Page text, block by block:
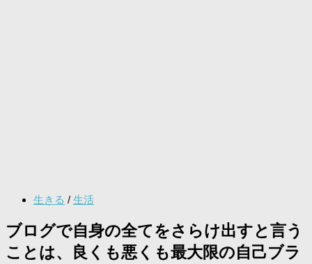
生きる / 生活
ブログで自身の全てをさらけ出すと言う
ことは、良くも悪くも最大限の自己ブラ